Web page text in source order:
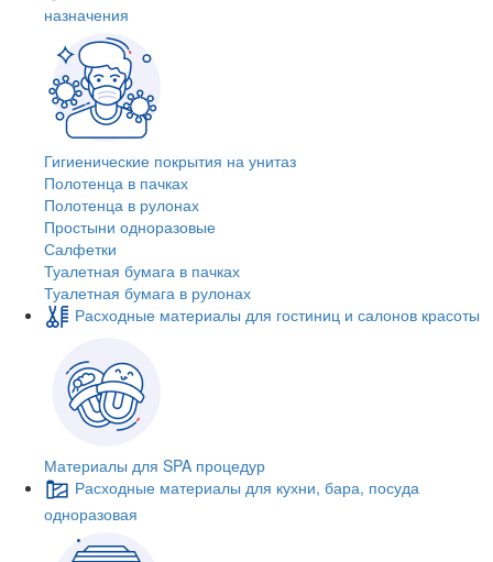
назначения
Гигиенические покрытия на унитаз
Полотенца в пачках
Полотенца в рулонах
Простыни одноразовые
Салфетки
Туалетная бумага в пачках
Туалетная бумага в рулонах
Расходные материалы для гостиниц и салонов красоты
Материалы для SPA процедур
Расходные материалы для кухни, бара, посуда
одноразовая